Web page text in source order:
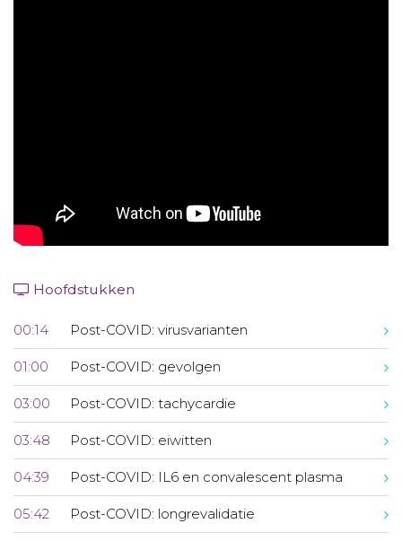
Hoofdstukken
00:14 Post-COVID: virusvarianten
01:00 Post-COVID: gevolgen
03:00 Post-COVID: tachycardie
03:48 Post-COVID: eiwitten
04:39 Post-COVID: IL6 en convalescent plasma
05:42 Post-COVID: longrevalidatie